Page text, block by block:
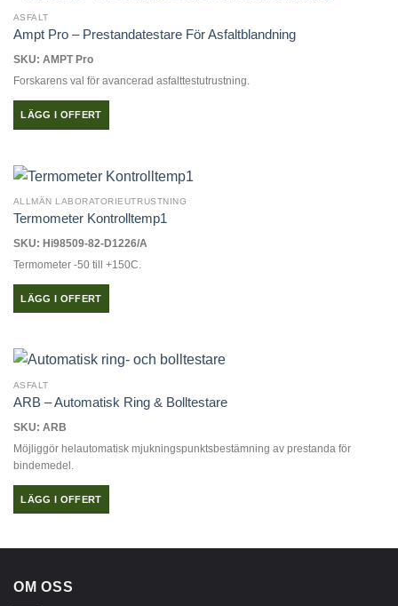
flera
De
olika
alternativen
kan
produktsidan
ASFALT
Ampt Pro – Prestandatestare För Asfaltblandning
SKU: AMPT Pro
Forskarens val för avancerad asfalttestutrustning.
LÄGG I OFFERT
ALLMÄN LABORATORIEUTRUSTNING
Termometer Kontrolltemp1
SKU: Hi98509-82-D1226/A
Termometer -50 till +150C.
LÄGG I OFFERT
ASFALT
ARB – Automatisk Ring & Bolltestare
SKU: ARB
Möjliggör helautomatisk mjukningspunktsbestämning av prestanda för
bindemedel.
LÄGG I OFFERT
OM OSS